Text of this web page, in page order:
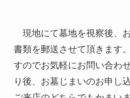
現地にて墓地を視察後、
書類を郵送させて頂きます
すのでお気軽にお問い合わ
り後、お墓じまいのお申し